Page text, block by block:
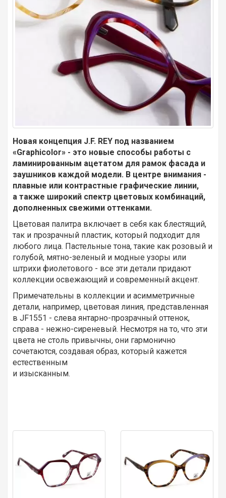
Новая концепция J.F. REY под названием
«Graphicolor» - это новые способы работы с
ламинированным ацетатом для рамок фасада и
заушников каждой модели. В центре внимания -
плавные или контрастные графические линии,
а также широкий спектр цветовых комбинаций,
дополненных свежими оттенками.
Цветовая палитра включает в себя как блестящий,
так и прозрачный пластик, который подходит для
любого лица. Пастельные тона, такие как розовый и
голубой, мятно-зеленый и модные узоры или
штрихи фиолетового - все эти детали придают
коллекции освежающий и современный акцент.
Примечательны в коллекции и асимметричные
детали, например, цветовая линия, представленная
в JF1551 - слева янтарно-прозрачный оттенок,
справа - нежно-сиреневый. Несмотря на то, что эти
цвета не столь привычны, они гармонично
сочетаются, создавая образ, который кажется
естественным
и изысканным.